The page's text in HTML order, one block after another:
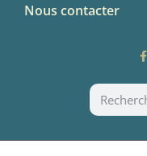
Nous contacter